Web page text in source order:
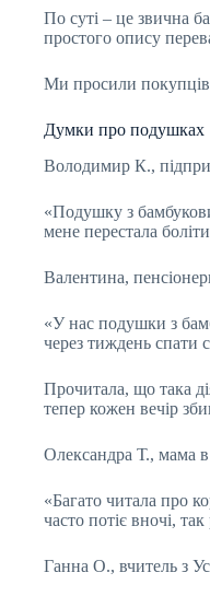
По суті – це звична
простого опису
Ми просили покупців
Думки про подушках
Володимир К.,
«Подушку з
мене перестала
Валентина,
«У нас подушки з
через тиждень спати
Прочитала, що така
тепер кожен вечір
Олександра Т., мама
«Багато читала про
часто потіє вночі,
Ганна О., вчитель з